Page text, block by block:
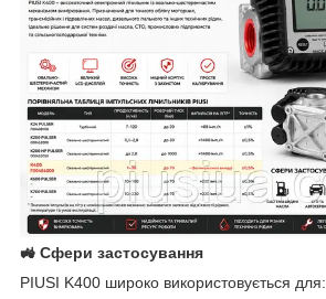
🚜 Сфери застосування
PIUSI K400 широко використовується для: